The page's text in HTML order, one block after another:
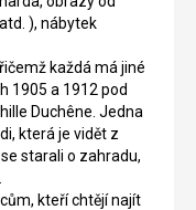
atd. ), nábytek
každá má jiné
1905 a 1912 pod
Duchêne. Jedna
která je vidět z
starali o zahradu,
kteříchtějí najít